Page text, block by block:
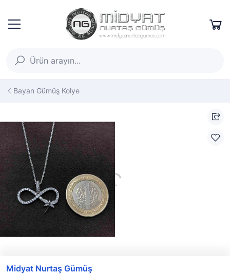
Bayan Gümüş Kolye
Midyat Nurtaş Gümüş